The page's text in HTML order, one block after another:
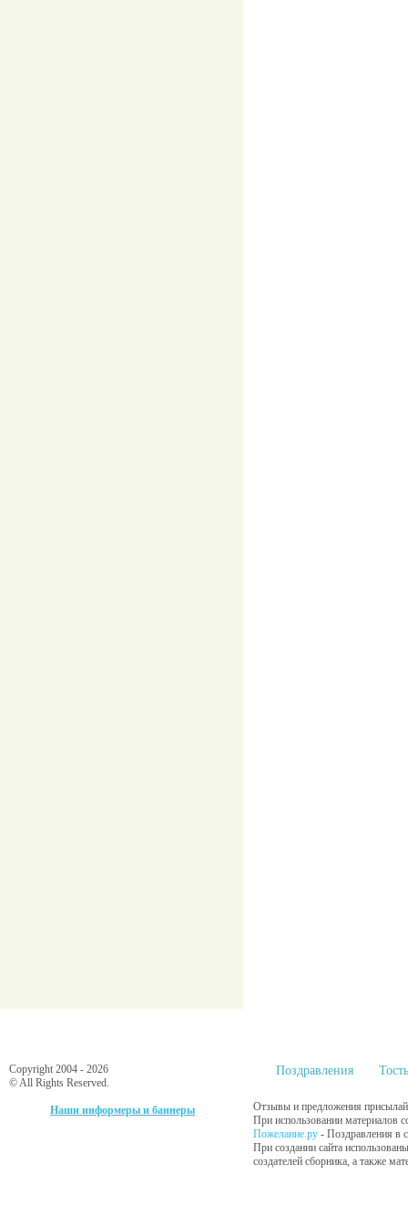
Copyright 2004 - 2026
© All Rights Reserved.
Наши информеры и баннеры
Поздравления
Отзывы и предложения
При использовании материалов
Пожелание.ру - Поздравления в
При создании сайта
создателей сборника, а также